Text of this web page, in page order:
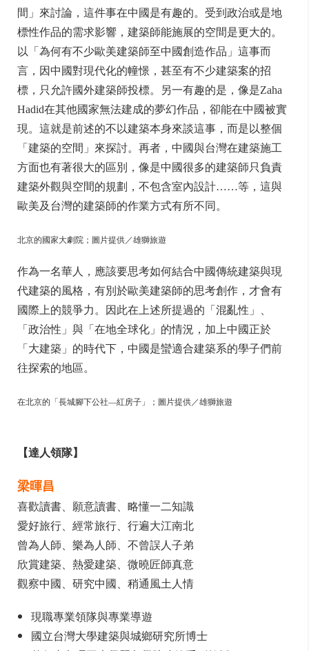
間」來討論，這件事在中國是有趣的。受到政治或是地
標性作品的需求影響，建築師能施展的空間是更大的。
以「為何有不少歐美建築師至中國創造作品」這事而
言，因中國對現代化的幢憬，甚至有不少建築案的招
標，只允許國外建築師投標。另一有趣的是，像是Zaha
Hadid在其他國家無法建成的夢幻作品，卻能在中國被實
現。這就是前述的不以建築本身來談這事，而是以整個
「建築的空間」來探討。再者，中國與台灣在建築施工
方面也有著很大的區別，像是中國很多的建築師只負責
建築外觀與空間的規劃，不包含室內設計……等，這與
歐美及台灣的建築師的作業方式有所不同。
北京的國家大劇院；圖片提供／雄獅旅遊
作為一名華人，應該要思考如何結合中國傳統建築與現
代建築的風格，有別於歐美建築師的思考創作，才會有
國際上的競爭力。因此在上述所提過的「混亂性」、
「政治性」與「在地全球化」的情況，加上中國正於
「大建築」的時代下，中國是蠻適合建築系的學子們前
往探索的地區。
在北京的「長城腳下公社—紅房子」；圖片提供／雄獅旅遊
【達人領隊】
梁暉昌
喜歡讀書、願意讀書、略懂一二知識
愛好旅行、經常旅行、行遍大江南北
曾為人師、樂為人師、不曾誤人子弟
欣賞建築、熱愛建築、微曉匠師真意
觀察中國、研究中國、稍通風土人情
現職專業領隊與專業導遊
國立台灣大學建築與城鄉研究所博士